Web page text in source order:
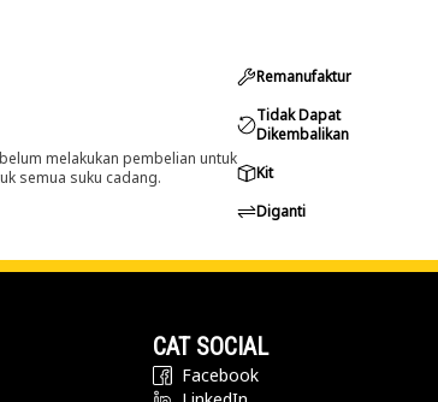
melakukan pembelian untuk
semua suku cadang.
Remanufaktur
Tidak Dapat
Dikembalikan
Kit
Diganti
CAT SOCIAL
Facebook